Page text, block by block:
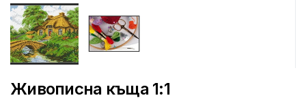
Живописна къща 1:1